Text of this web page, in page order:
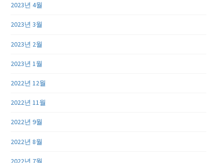
2023년 4월
2023년 3월
2023년 2월
2023년 1월
2022년 12월
2022년 11월
2022년 9월
2022년 8월
2022년 7월